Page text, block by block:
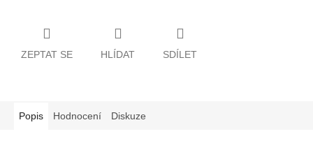
ZEPTAT SE HLÍDAT SDÍLET
Popis Hodnocení Diskuze